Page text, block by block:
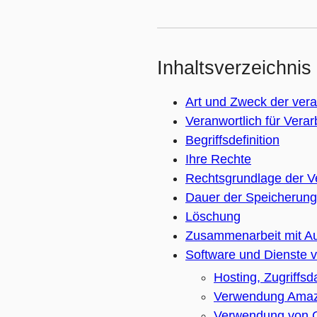
Inhaltsverzeichnis
Art und Zweck der
Veranwortlich für
Begriffsdefinition
Ihre Rechte
Rechtsgrundlage der
Dauer der Speicherung
Löschung
Zusammenarbeit mit
Software und Dienste
Hosting,
Verwendung